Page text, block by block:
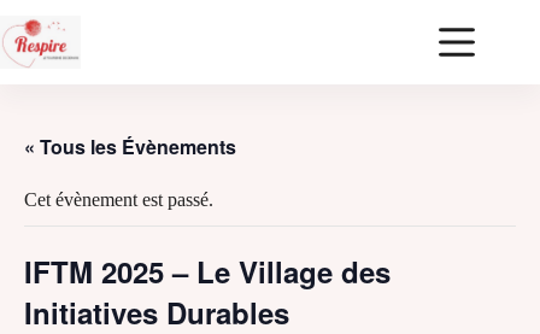
« Tous les Évènements
Cet évènement est passé.
IFTM 2025 – Le Village des
Initiatives Durables